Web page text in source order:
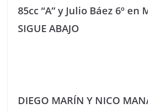
85cc “A” y Julio Báez 6º en
SIGUE ABAJO
DIEGO MARÍN Y NICO